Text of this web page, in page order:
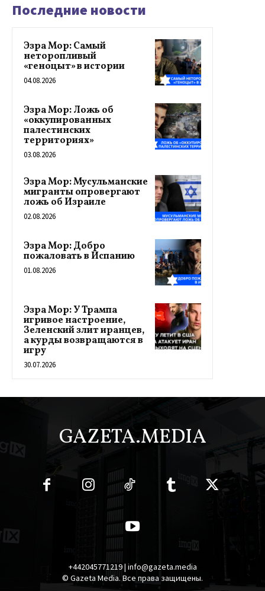
Последние новости
Эзра Мор: Самый
неторопливый
«геноцыт» в истории
04.08.2026
Эзра Мор: Ложь об
«оккупированных
палестинских
территориях»
03.08.2026
Эзра Мор: Мусульманские
мигранты опровергают
ложь об Израиле
02.08.2026
Эзра Мор: Добро
пожаловать в Испанию
01.08.2026
Эзра Мор: У Трампа
игривое настроение,
Зеленский злит иранцев,
а курды возвращаются в
игру
30.07.2026
GAZETA.MEDIA
+442045771219 | info@gazeta.media
© Gazeta Media. Все права защищены.